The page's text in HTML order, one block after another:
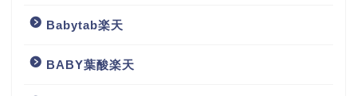
Babytab楽天
BABY葉酸楽天